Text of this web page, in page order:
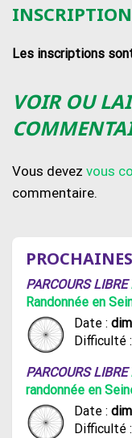
INSCRIPTION
Les inscriptions
VOIR OU
Vous devez vous
commentaire.
PARCOURS LIBRE
Randonnée en
Date :
Difficulté :
PARCOURS LIBRE
randonnée en
Date :
Difficulté :